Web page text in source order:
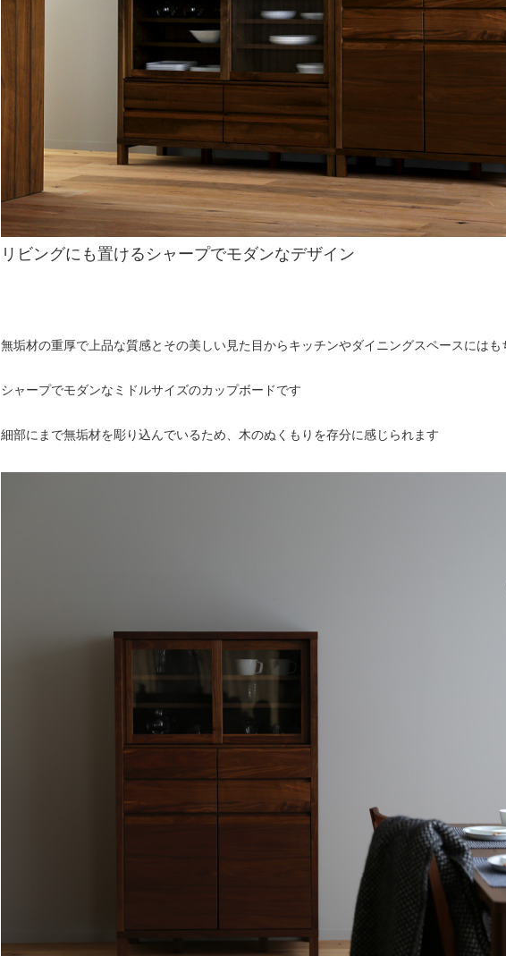
リビングにも置けるシャープでモダンなデザイン
無垢材の重厚で上品な質感とその美しい見た目からキッチンやダイニングスペースには
シャープでモダンなミドルサイズのカップボードです
細部にまで無垢材を彫り込んでいるため、木のぬくもりを存分に感じられます